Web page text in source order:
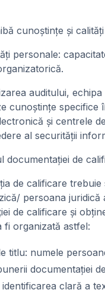
şi calităţi
auditului,
cunoştinţe specifice
şi centrele
al securităţii
documentaţiei de
de calificare
persoana
de calificare şi
fi organizată astfel:
titlu: numele
documentaţiei
clară a